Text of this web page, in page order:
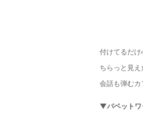
付けてるだけ
ちらっと見え
会話も弾むカ
▼バベット